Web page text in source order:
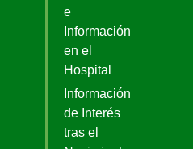
e
Información
en el
Hospital
Información
de Interés
tras el